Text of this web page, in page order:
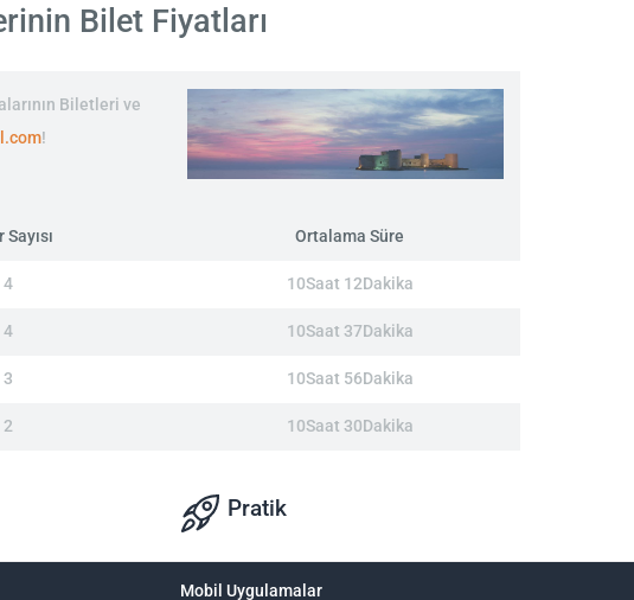
Bilet Fiyatları
Biletleri ve
!
Ortalama Süre
4 10Saat 12Dakika
4 10Saat 37Dakika
3 10Saat 56Dakika
2 10Saat 30Dakika
Pratik
Mobil Uygulamalar